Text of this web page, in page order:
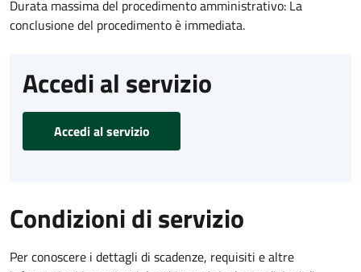
Durata massima del procedimento amministrativo: La
conclusione del procedimento è immediata.
Accedi al servizio
Accedi al servizio
Condizioni di servizio
Per conoscere i dettagli di scadenze, requisiti e altre